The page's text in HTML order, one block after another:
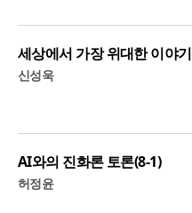
세상에서 가장 위대한 이야기
신성욱
AI와의 진화론 토론(8-1)
허정윤